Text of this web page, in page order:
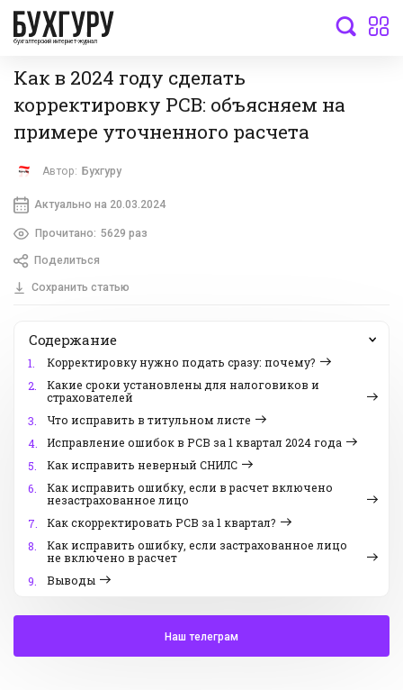
бухгалтерский интернет-журнал
Как в 2024 году сделать
корректировку РСВ: объясняем на
примере уточненного расчета
Автор: Бухгуру
Актуально на 20.03.2024
Прочитано: 5629 раз
Поделиться
Сохранить статью
Содержание
1.
Корректировку нужно подать сразу: почему?
2.
Какие сроки установлены для налоговиков и
страхователей
3.
Что исправить в титульном листе
4.
Исправление ошибок в РСВ за 1 квартал 2024 года
5.
Как исправить неверный СНИЛС
6.
Как исправить ошибку, если в расчет включено
незастрахованное лицо
7.
Как скорректировать РСВ за 1 квартал?
8.
Как исправить ошибку, если застрахованное лицо
не включено в расчет
9.
Выводы
Наш телеграм